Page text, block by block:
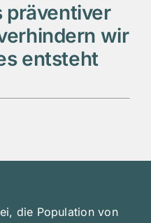
präventiver
wir
entsteht
die Population von